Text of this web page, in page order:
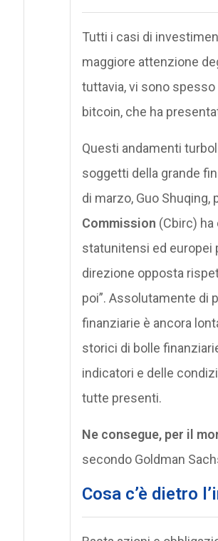
Tutti i casi di
maggiore attenzione
tuttavia, vi sono spesso
bitcoin, che ha
Questi andamenti
soggetti della grande
di marzo, Guo Shuqing,
Commission (Cbirc)
statunitensi ed europei
direzione opposta
poi”. Assolutamente di
finanziarie è ancora
storici di bolle
indicatori e delle
tutte presenti.
Ne consegue, per il
secondo Goldman
Cosa c’è dietro